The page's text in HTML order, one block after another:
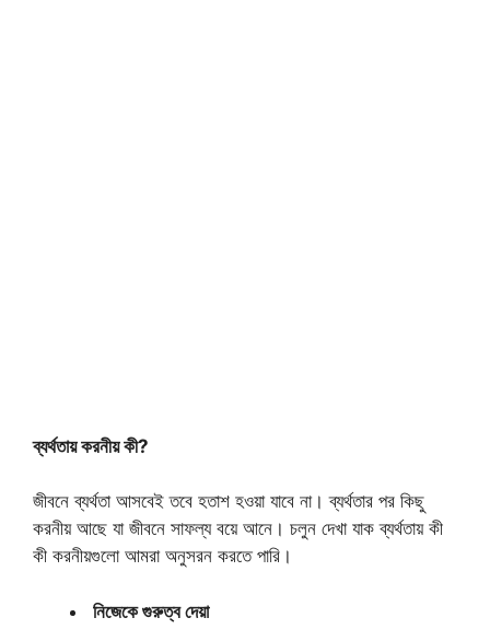
ব্যর্থতায় করনীয় কী?
জীবনে ব্যর্থতা আসবেই তবে হতাশ হওয়া যাবে না। ব্যর্থতার পর কিছু
করনীয় আছে যা জীবনে সাফল্য বয়ে আনে। চলুন দেখা যাক ব্যর্থতায় কী
কী করনীয়গুলো আমরা অনুসরন করতে পারি।
নিজেকে গুরুত্ব দেয়া